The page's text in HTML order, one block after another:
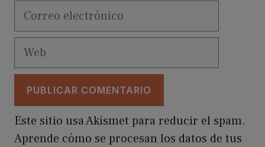
Correo
Web
Este sitio usa Akismet para reducir el spam.
Aprende cómo se procesan los datos de tus